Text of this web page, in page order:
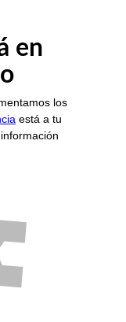
en
los
está a tu